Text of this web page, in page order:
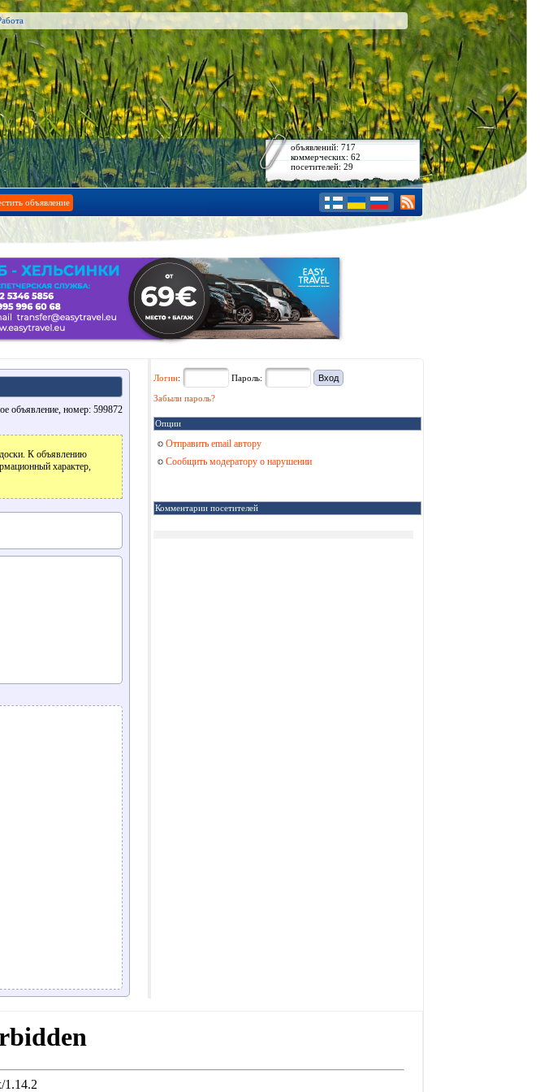
объявлений: 717
коммерческих: 62
посетителей: 29
объявление
объявление, номер: 599872
К объявлению
характер,
Логин: Пароль:
Забыли пароль?
Опции
Отправить email автору
Сообщить модератору о нарушении
Комментарии посетителей